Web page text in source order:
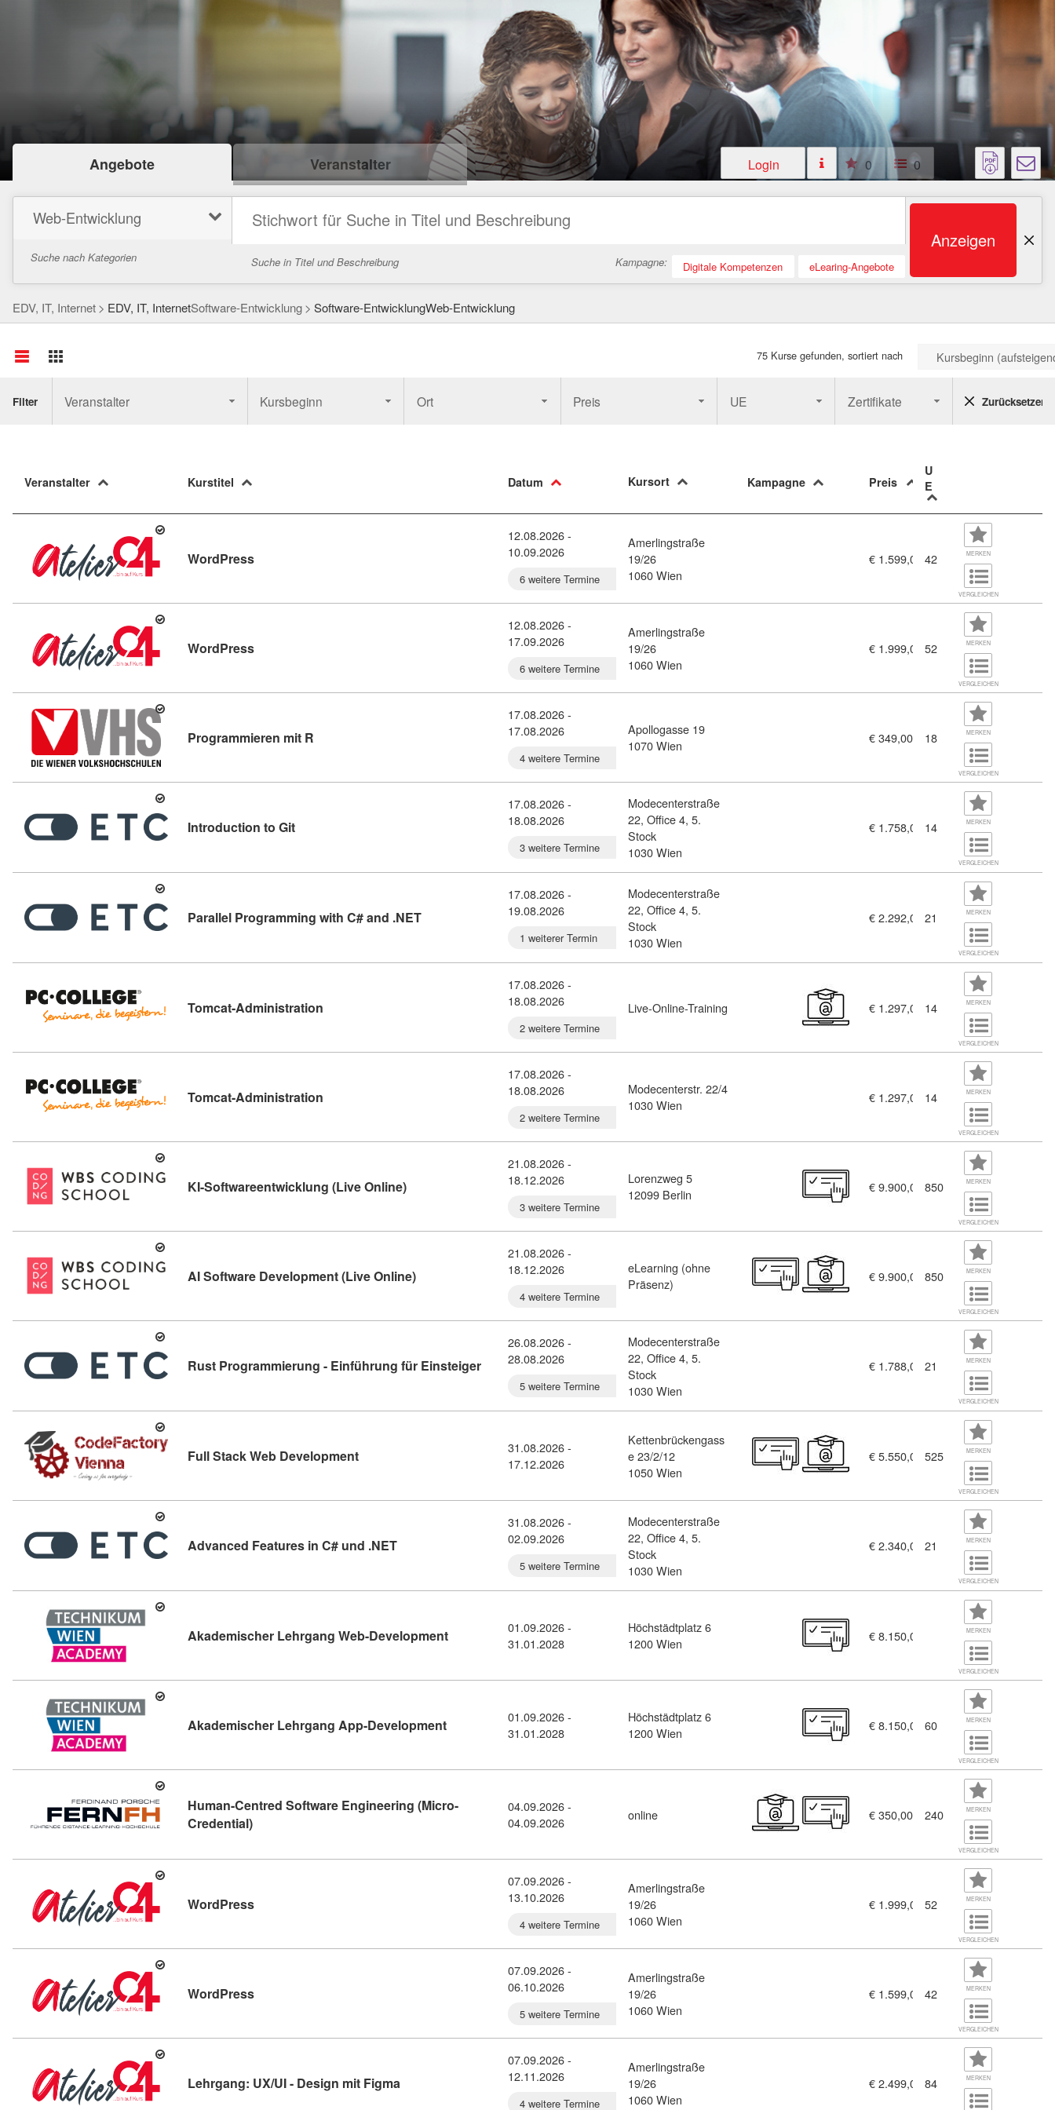
Login 0 0
Angebote Veranstalter
Web-Entwicklung
Suche nach Kategorien Suche in Titel und Beschreibung Kampagne: Digitale Kompetenzen eLearing-Angebote
Anzeigen
EDV, IT, Internet EDV, IT, InternetSoftware-Entwicklung Software-EntwicklungWeb-Entwicklung
75 Kurse gefunden, sortiert nach Kursbeginn
Filter Veranstalter Kursbeginn Ort Preis UE Zertifikate Zurücksetzen
Veranstalter Kurstitel Datum Kursort Kampagne Preis
U
E
WordPress
12.08.2026 -
10.09.2026
6 weitere Termine
Amerlingstraße
19/26
1060 Wien
€ 1.599,00 42 MERKEN
VERGLEICHEN
WordPress
12.08.2026 -
17.09.2026
6 weitere Termine
Amerlingstraße
19/26
1060 Wien
€ 1.999,00 52 MERKEN
VERGLEICHEN
Programmieren mit R Kursdetail: Programmieren mit R (11453814)
17.08.2026 -
17.08.2026
4 weitere Termine
Apollogasse 19
1070 Wien
€ 349,00 18 MERKEN
VERGLEICHEN
Introduction to GitKursdetail: Introduction to Git (11383396)
17.08.2026 -
18.08.2026
3 weitere Termine
Modecenterstraße
22, Office 4, 5.
Stock
1030 Wien
€ 1.758,00 14 MERKEN
VERGLEICHEN
Parallel Programming with C# and .NETKursdetail: Parallel Programming with C# and .NET (11383312)
17.08.2026 -
19.08.2026
1 weiterer Termin
Modecenterstraße
22, Office 4, 5.
Stock
1030 Wien
€ 2.292,00 21 MERKEN
VERGLEICHEN
Tomcat-Administration Kursdetail: Tomcat-Administration (10376478)
17.08.2026 -
18.08.2026
2 weitere Termine
Live-Online-Training € 1.297,00 14 MERKEN
VERGLEICHEN
Tomcat-Administration Kursdetail: Tomcat-Administration (10376413)
17.08.2026 -
18.08.2026
2 weitere Termine
Modecenterstr. 22/4
1030 Wien
€ 1.297,00 14 MERKEN
VERGLEICHEN
KI-Softwareentwicklung (Live Online)Kursdetail: KI-Softwareentwicklung (Live Online) (7423794)
21.08.2026 -
18.12.2026
3 weitere Termine
Lorenzweg 5
12099 Berlin
€ 9.900,00 850 MERKEN
VERGLEICHEN
AI Software Development (Live Online)Kursdetail: AI Software Development (Live Online) (7275870)
21.08.2026 -
18.12.2026
4 weitere Termine
eLearning (ohne
Präsenz)
€ 9.900,00 850 MERKEN
VERGLEICHEN
Rust Programmierung - Einführung für EinsteigerKursdetail: Rust Programmierung - Einführung für Einsteiger (11383554)
26.08.2026 -
28.08.2026
5 weitere Termine
Modecenterstraße
22, Office 4, 5.
Stock
1030 Wien
€ 1.788,00 21 MERKEN
VERGLEICHEN
Full Stack Web DevelopmentKursdetail: Full Stack Web Development (11227178)
31.08.2026 -
17.12.2026
Kettenbrückengass
e 23/2/12
1050 Wien
€ 5.550,00 525 MERKEN
VERGLEICHEN
Advanced Features in C# und .NETKursdetail: Advanced Features in C# und .NET (11383727)
31.08.2026 -
02.09.2026
5 weitere Termine
Modecenterstraße
22, Office 4, 5.
Stock
1030 Wien
€ 2.340,00 21 MERKEN
VERGLEICHEN
Akademischer Lehrgang Web-DevelopmentKursdetail: Akademischer Lehrgang Web-Development (3269675)
01.09.2026 -
31.01.2028
Höchstädtplatz 6
1200 Wien
€ 8.150,00 MERKEN
VERGLEICHEN
Akademischer Lehrgang App-DevelopmentKursdetail: Akademischer Lehrgang App-Development (3269674)
01.09.2026 -
31.01.2028
Höchstädtplatz 6
1200 Wien
€ 8.150,00 60 MERKEN
VERGLEICHEN
Human-Centred Software Engineering (Micro-
Credential)Kursdetail: Human-Centred Software Engineering (Micro-Credential) (11239418)
04.09.2026 -
04.09.2026
online € 350,00 240 MERKEN
VERGLEICHEN
WordPress
07.09.2026 -
13.10.2026
4 weitere Termine
Amerlingstraße
19/26
1060 Wien
€ 1.999,00 52 MERKEN
VERGLEICHEN
WordPress
07.09.2026 -
06.10.2026
5 weitere Termine
Amerlingstraße
19/26
1060 Wien
€ 1.599,00 42 MERKEN
VERGLEICHEN
Lehrgang: UX/UI - Design mit Figma Kursdetail: Lehrgang: UX/UI - Design mit Figma (11208900)
07.09.2026 -
12.11.2026
4 weitere Termine
Amerlingstraße
19/26
1060 Wien
€ 2.499,00 84 MERKEN